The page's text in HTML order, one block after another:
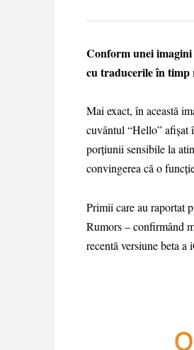
Conform unei imagini
cu traducerile în timp
Mai exact, în această
cuvântul “Hello” afișat
porțiunii sensibile la
convingerea că o
Primii care au raportat
Rumors – confirmând
recentă versiune beta a